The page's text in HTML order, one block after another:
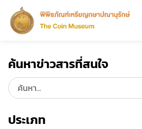
ค้นหาข่าวสารที่สนใจ
ประเภท